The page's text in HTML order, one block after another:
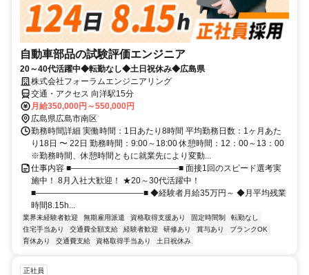
自動車部品の試験評価エンジニア
20～40代活躍中◆転勤なし◆土日祝休み◆広島県
株式会社フォーラムエンジニアリング
交通・アクセス 向洋駅15分
月給350,000円～550,000円
広島県広島市南区
勤務時間詳細 実働時間：1日あたり8時間 平均勤務日数：1ヶ月あた
り18日 〜 22日 勤務時間：9:00～18:00 休憩時間：12：00～13：00
※勤務時間、休憩時間ともに就業先により変動...
仕事内容 ■―――――――――――――■ 面接1回のスピード選考実
施中！ 8月入社大歓迎！ ★20～30代活躍中！
■―――――――――――――■ ◆経験者月給35万円～ ◆月平均残業
時間8.15h...
業界未経験者歓迎 無期雇用派遣 資格取得支援あり 固定時間制
転勤なし
住宅手当あり
交通費全額支給 経験者歓迎 研修あり 賞与あり
ブランクOK
育休あり
交通費支給 資格取得手当あり 土日祝休み
正社員